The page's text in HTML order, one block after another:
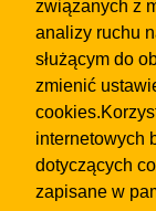
związanych z
analizy ruchu
służącym do
zmienić
internetowych
dotyczących
zapisane w